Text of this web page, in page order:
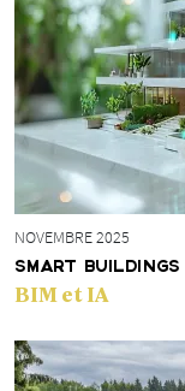
NOVEMBRE 2025
SMART
BIM et IA